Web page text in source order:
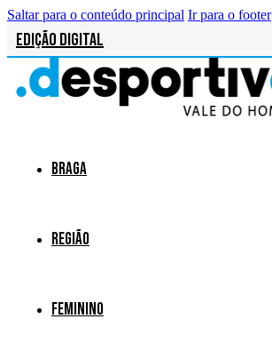
Saltar para o conteúdo principal Ir para o footer
Edição Digital
Braga
Região
Feminino